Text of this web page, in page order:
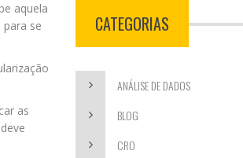
aquela
se
as
CATEGORIAS
ANÁLISE DE DADOS
BLOG
CRO